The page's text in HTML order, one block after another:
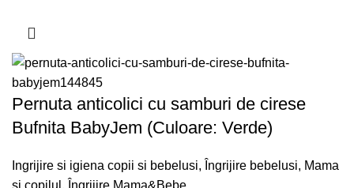
Pernuta anticolici cu samburi de cirese
Bufnita BabyJem (Culoare: Verde)
Ingrijire si igiena copii si bebelusi, Îngrijire bebelusi, Mama
și copilul , Îngrijire Mama&Bebe